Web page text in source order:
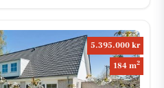
5.395.000 kr
184 m2